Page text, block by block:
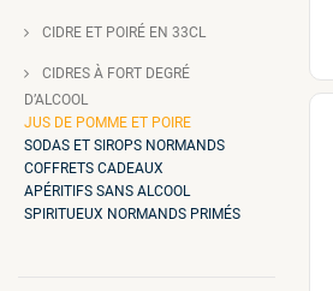
CIDRE ET POIRÉ EN 33CL
CIDRES À FORT DEGRÉ
D’ALCOOL
JUS DE POMME ET POIRE
SODAS ET SIROPS NORMANDS
COFFRETS CADEAUX
APÉRITIFS SANS ALCOOL
SPIRITUEUX NORMANDS PRIMÉS